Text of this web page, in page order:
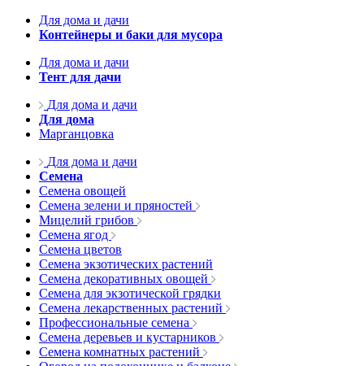
Для дома и дачи
Контейнеры и баки для мусора
Для дома и дачи
Тент для дачи
Для дома и дачи
Для дома
Марганцовка
Для дома и дачи
Семена
Семена овощей
Семена зелени и пряностей
Мицелий грибов
Семена ягод
Семена цветов
Семена экзотических растений
Семена декоративных овощей
Семена для экзотической грядки
Семена лекарственных растений
Профессиональные семена
Семена деревьев и кустарников
Семена комнатных растений